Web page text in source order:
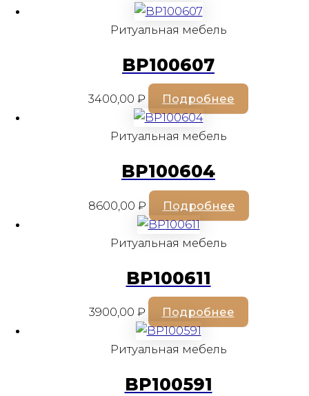
Ритуальная мебель
BP100607
3400,00 ₽ Подробнее
Ритуальная мебель
BP100604
8600,00 ₽ Подробнее
Ритуальная мебель
BP100611
3900,00 ₽ Подробнее
Ритуальная мебель
BP100591